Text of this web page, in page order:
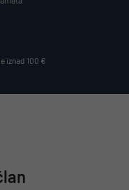
iznad 100 €